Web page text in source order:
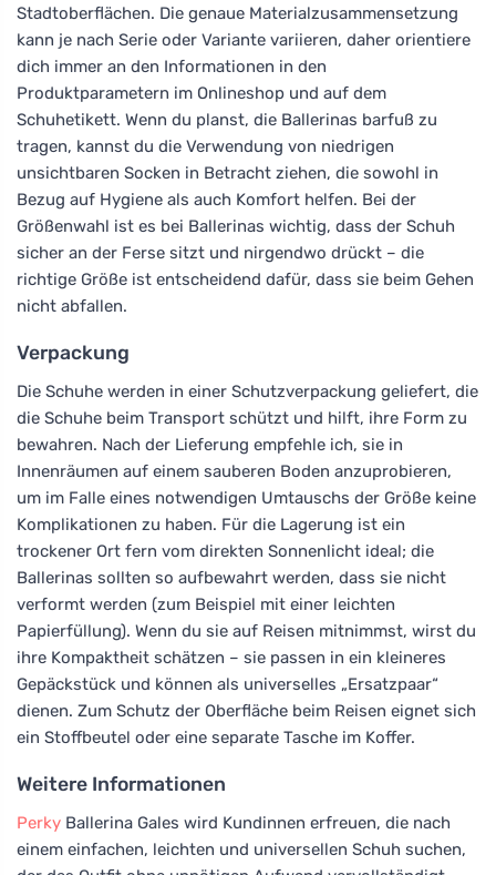
Stadtoberflächen. Die genaue Materialzusammensetzung
kann je nach Serie oder Variante variieren, daher orientiere
dich immer an den Informationen in den
Produktparametern im Onlineshop und auf dem
Schuhetikett. Wenn du planst, die Ballerinas barfuß zu
tragen, kannst du die Verwendung von niedrigen
unsichtbaren Socken in Betracht ziehen, die sowohl in
Bezug auf Hygiene als auch Komfort helfen. Bei der
Größenwahl ist es bei Ballerinas wichtig, dass der Schuh
sicher an der Ferse sitzt und nirgendwo drückt – die
richtige Größe ist entscheidend dafür, dass sie beim Gehen
nicht abfallen.
Verpackung
Die Schuhe werden in einer Schutzverpackung geliefert, die
die Schuhe beim Transport schützt und hilft, ihre Form zu
bewahren. Nach der Lieferung empfehle ich, sie in
Innenräumen auf einem sauberen Boden anzuprobieren,
um im Falle eines notwendigen Umtauschs der Größe keine
Komplikationen zu haben. Für die Lagerung ist ein
trockener Ort fern vom direkten Sonnenlicht ideal; die
Ballerinas sollten so aufbewahrt werden, dass sie nicht
verformt werden (zum Beispiel mit einer leichten
Papierfüllung). Wenn du sie auf Reisen mitnimmst, wirst du
ihre Kompaktheit schätzen – sie passen in ein kleineres
Gepäckstück und können als universelles „Ersatzpaar“
dienen. Zum Schutz der Oberfläche beim Reisen eignet sich
ein Stoffbeutel oder eine separate Tasche im Koffer.
Weitere Informationen
Perky Ballerina Gales wird Kundinnen erfreuen, die nach
einem einfachen, leichten und universellen Schuh suchen,